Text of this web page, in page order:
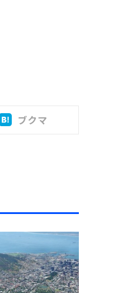
ブクマ